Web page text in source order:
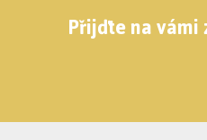
Přijďte na